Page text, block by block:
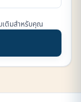
เติมสำหรับคุณ